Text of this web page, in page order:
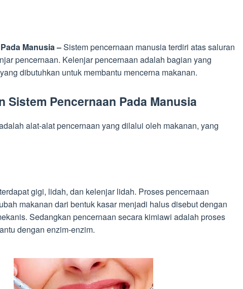
Manusia –Sistem pencernaan manusia terdiri atas saluran
pencernaan. Kelenjar pencernaan adalah bagian yang
dibutuhkan untuk membantu mencerna makanan.
Sistem Pencernaan Pada Manusia
alat-alat pencernaan yang dilalui oleh makanan, yang
gigi, lidah, dan kelenjar lidah. Proses pencernaan
makanan dari bentuk kasar menjadi halus disebut dengan
Sedangkan pencernaan secara kimiawi adalah proses
dengan enzim-enzim.